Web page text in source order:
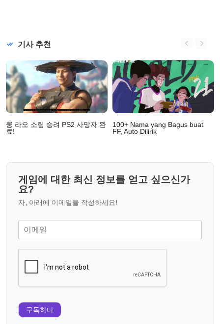
기사 추천
쿵 라오 소림 승려 PS2 사망자 완
료!
100+ Nama yang Bagus buat
FF, Auto Dilirik
게임에 대한 최신 정보를 얻고 싶으신가
요?
자, 아래에 이메일을 작성하세요!
구독하다